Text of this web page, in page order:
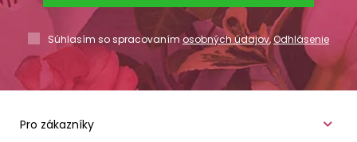
Súhlasím so spracovaním osobných údajov,Odhlásenie
Pro zákazníky